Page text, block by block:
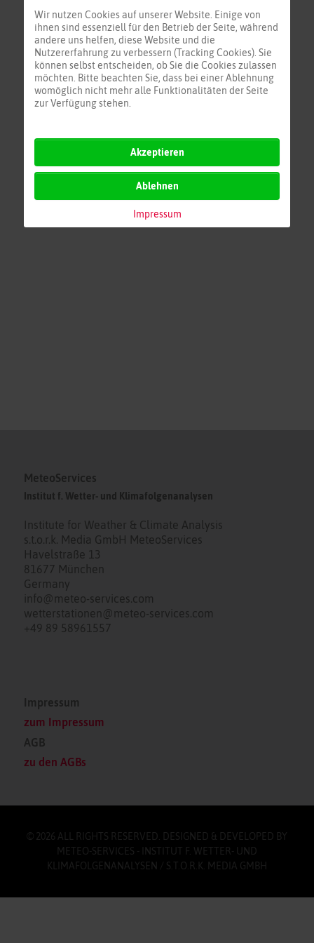
Alpenraum
Frankreich
BeNeLux
Europa Nord
Europa Ost
Europa Süd
MeteoServices
Institut f. Wetter- und Klimafolgenanalysen
Institute for Weather & Climate Analysis
s.t.o.r.k. Media GmbH MeteoServices
Havelstraße 13
81677 München
Germany
info@meteo-services.com
wetterstationen@meteo-services.com
+49 89 58961557
Impressum
zum Impressum
AGB
zu den AGBs
© 2026 ALL RIGHTS RESERVED. DESIGNED & DEVELOPED BY
METEO-SERVICES - INSTITUT F. WETTER- UND
KLIMAFOLGENANALYSEN / S.T.O.R.K. MEDIA GMBH
Wir nutzen Cookies auf unserer Website. Einige von
ihnen sind essenziell für den Betrieb der Seite, während
andere uns helfen, diese Website und die
Nutzererfahrung zu verbessern (Tracking Cookies). Sie
können selbst entscheiden, ob Sie die Cookies zulassen
möchten. Bitte beachten Sie, dass bei einer Ablehnung
womöglich nicht mehr alle Funktionalitäten der Seite
zur Verfügung stehen.
Akzeptieren
Ablehnen
Impressum